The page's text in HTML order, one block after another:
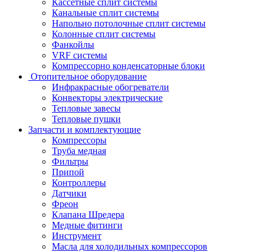
Кассетные сплит системы
Канальные сплит системы
Напольно потолочные сплит системы
Колонные сплит системы
Фанкойлы
VRF системы
Компрессорно конденсаторные блоки
Отопительное оборудование
Инфракрасные обогреватели
Конвекторы электрические
Тепловые завесы
Тепловые пушки
Запчасти и комплектующие
Компрессоры
Труба медная
Фильтры
Припой
Контроллеры
Датчики
Фреон
Клапана Шредера
Медные фитинги
Инструмент
Масла для холодильных компрессоров